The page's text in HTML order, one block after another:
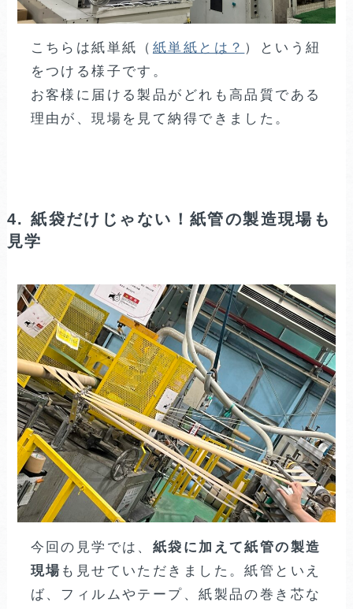
こちらは紙単紙（ 紙単紙とは？ ）という紐
をつける様子です。
お客様に届ける製品がどれも高品質である
理由が、現場を見て納得できました。
4. 紙袋だけじゃない！紙管の製造現場も
見学
今回の見学では、 紙袋に加えて紙管の製造
現場 も見せていただきました。紙管といえ
ば、フィルムやテープ、紙製品の巻き芯な